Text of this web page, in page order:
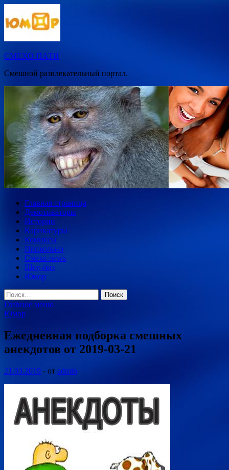
к
содержимому
СМЕХО-ПАТИ
Смешной развлекательный портал.
Главная страница
Демотиваторы
Истории
Карикатуры
Комиксы
Прикольно
Смехо-news
Шоу-биз
Юмор
Найти:
Главное меню
Юмор
Ежедневная подборка смешных
анекдотов от 2019-03-21
21.03.2019 - от admin